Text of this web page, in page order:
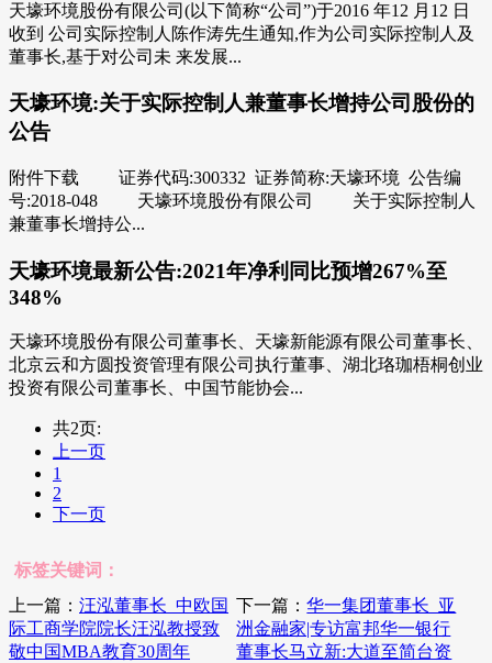
天壕环境股份有限公司(以下简称“公司”)于2016 年12 月12 日
收到 公司实际控制人陈作涛先生通知,作为公司实际控制人及
董事长,基于对公司未 来发展...
天壕环境:关于实际控制人兼董事长增持公司股份的
公告
附件下载 证券代码:300332 证券简称:天壕环境 公告编
号:2018-048 天壕环境股份有限公司 关于实际控制人
兼董事长增持公...
天壕环境最新公告:2021年净利同比预增267%至
348%
天壕环境股份有限公司董事长、天壕新能源有限公司董事长、
北京云和方圆投资管理有限公司执行董事、湖北珞珈梧桐创业
投资有限公司董事长、中国节能协会...
共2页:
上一页
1
2
下一页
标签关键词：
上一篇： 汪泓董事长_中欧国
际工商学院院长汪泓教授致
敬中国MBA教育30周年
下一篇：华一集团董事长_亚
洲金融家|专访富邦华一银行
董事长马立新:大道至简台资